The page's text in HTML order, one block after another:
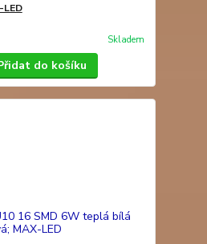
LED
Skladem
do košíku